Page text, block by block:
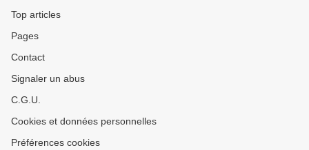
Top articles
Pages
Contact
Signaler un abus
C.G.U.
Cookies et données personnelles
Préférences cookies